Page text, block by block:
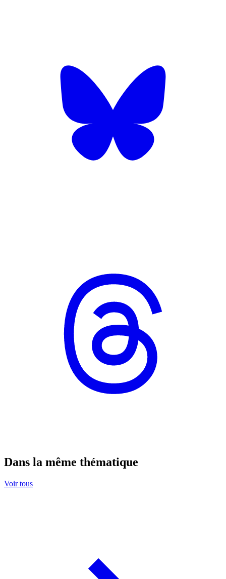
Dans la même thématique
Voir tous